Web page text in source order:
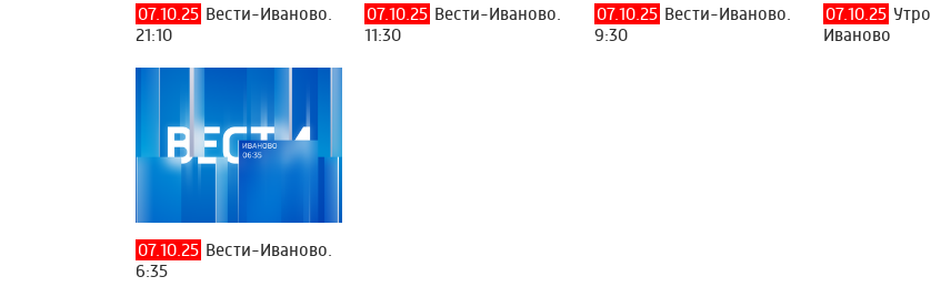
07.10.25 Вести-Иваново.
21:10
07.10.25 Вести-Иваново.
11:30
07.10.25 Вести-Иваново.
9:30
07.10.25
Иваново
07.10.25 Вести-Иваново.
6:35